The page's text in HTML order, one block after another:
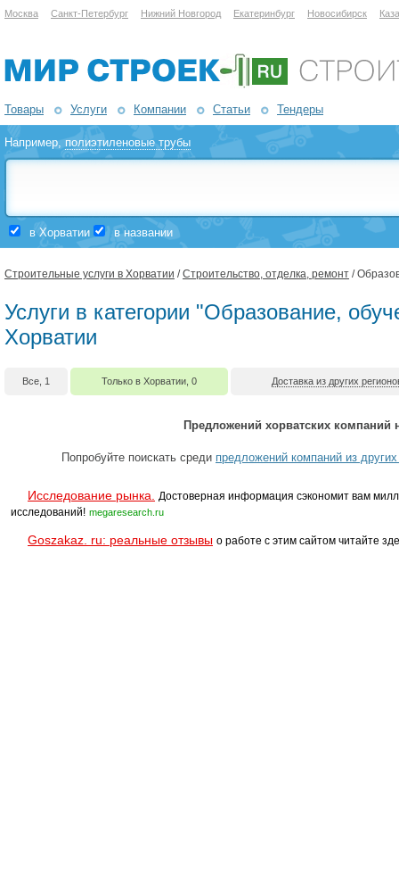
Москва Санкт-Петербург Нижний Новгород Екатеринбург Новосибирск
Товары Услуги Компании Статьи Тендеры
Например,полиэтиленовые трубы
в Хорватии в названии
Строительные услуги в Хорватии /Строительство, отделка, ремонт /
Услуги в категории "Образование,
Хорватии
Все, 1 Только в Хорватии, 0 Доставка из других
Предложений хорватских компаний
Попробуйте поискать среди предложений компаний из
Исследование рынка.
Достоверная информация сэкономит вам
исследований! megaresearch.ru
Goszakaz. ru: реальные отзывы о работе с этим сайтом читайте